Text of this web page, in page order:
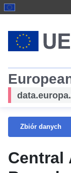
Zbiór danych
Central